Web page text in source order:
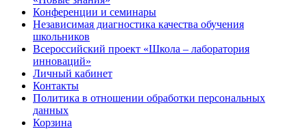
Конференции и семинары
Независимая диагностика качества обучения
школьников
Всероссийский проект «Школа – лаборатория
инноваций»
Личный кабинет
Контакты
Политика в отношении обработки персональных
данных
Корзина